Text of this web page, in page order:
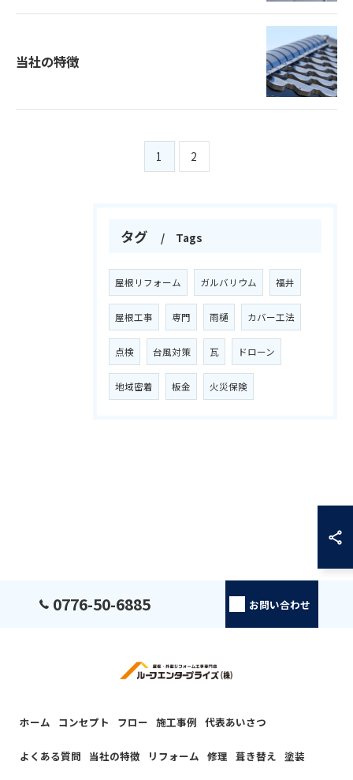
当社の特徴
1 2
タグ Tags
屋根リフォーム ガルバリウム 福井
屋根工事 専門 雨樋 カバー工法
点検 台風対策 瓦 ドローン
地域密着 板金 火災保険
0776-50-6885 お問い合わせ
ホーム コンセプト フロー 施工事例 代表あいさつ
よくある質問 当社の特徴 リフォーム 修理 葺き替え 塗装